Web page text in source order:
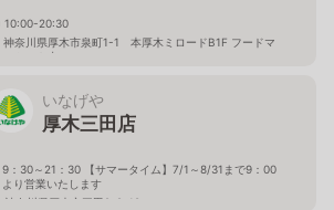
10:00-20:30
神奈川県厚木市泉町1-1 本厚木ミロードB1F フードマ
ーケット内
いなげや
厚木三田店
9：30～21：30 【サマータイム】7/1～8/31まで9：00
より営業いたします
神奈川県厚木市三田2-2-18